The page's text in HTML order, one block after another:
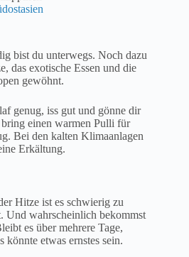
bist du unterwegs. Noch dazu
das exotische Essen und die
gewöhnt.
genug, iss gut und gönne dir
einen warmen Pulli für
Bei den kalten Klimaanlagen
Erkältung.
Hitze ist es schwierig zu
Und wahrscheinlich bekommst
es über mehrere Tage,
könnte etwas ernstes sein.